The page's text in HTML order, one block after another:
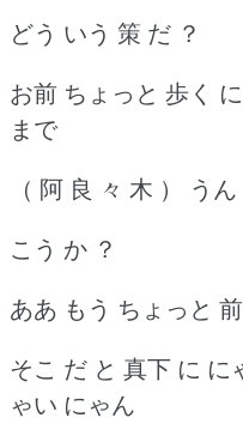
どう いう 策 だ ？
お前 ちょっと 歩く
まで
（ 阿 良 々 木 ） うん
こう か ？
ああ もう ちょっと
そこ だ と 真下 に に
ゃい にゃん